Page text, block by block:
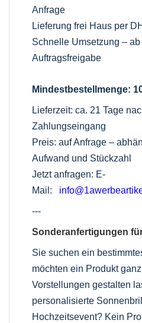
Anfrage
Lieferung frei Haus per
Schnelle Umsetzung –
Auftragsfreigabe
Mindestbestellmenge:
Lieferzeit: ca. 21 Tage
Zahlungseingang
Preis: auf Anfrage –
Aufwand und Stückzahl
Jetzt anfragen: E-
Mail:
---
Sonderanfertigungen
Sie suchen ein
möchten ein Produkt
Vorstellungen gestalten
personalisierte
Hochzeitsevent? Kein